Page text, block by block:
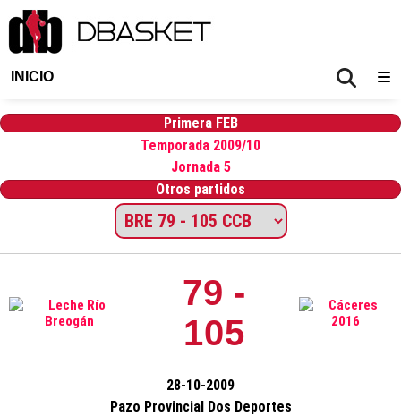
INICIO
Primera FEB
Temporada 2009/10
Jornada 5
Otros partidos
79 -
105
28-10-2009
Pazo Provincial Dos Deportes